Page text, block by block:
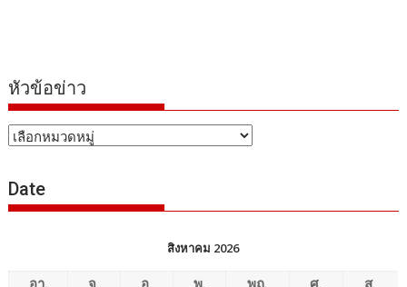
หัวข้อข่าว
หัวข้อ
Date
สิงหาคม 2026